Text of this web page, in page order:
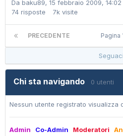
Da baku89, 15 febbraio 2009, 14:02
74 risposte 7k visite
PRECEDENTE Pagina
Seguaci
Chi sta navigando 0 utenti
Nessun utente registrato visualizza
Admin Co-Admin Moderatori